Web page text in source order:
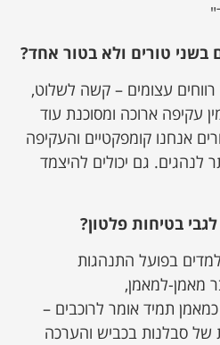
טורים ולא בטור אחד?
רווחים עצומים – קשה לשלוט,
עקיפה ארוכה ומסוכנת עוד
אנחנו קומפקטיים והעקיפה
לנהגים. גם יכולים להיצמד
בטיחות פלטון?
בפועל התנהגות
מאמן-למאמן,
תמיד אומר לרוכבים –
של סבלנות בכביש והערכה